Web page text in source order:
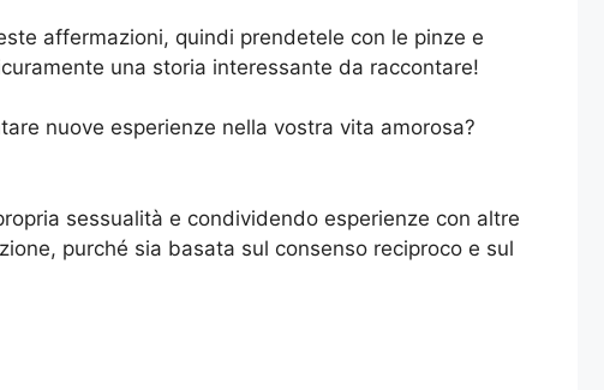
affermazioni, quindi prendetele con le pinze e
una storia interessante da raccontare!
nuove esperienze nella vostra vita amorosa?
sessualità e condividendo esperienze con altre
purché sia basata sul consenso reciproco e sul